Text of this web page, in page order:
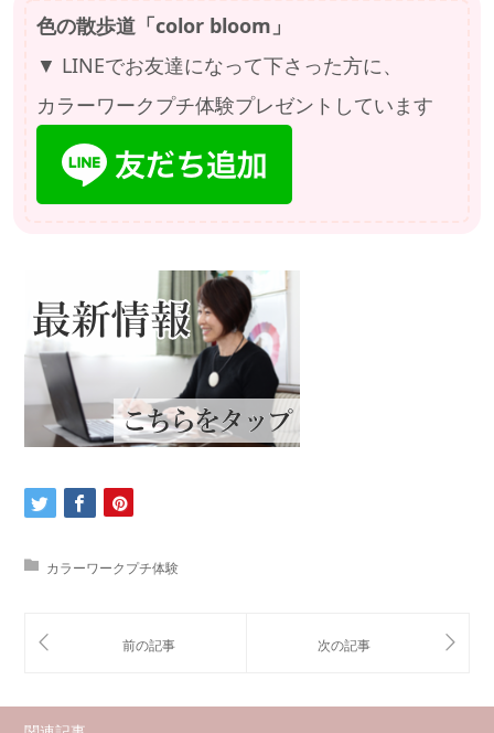
色の散歩道「color bloom」
▼ LINEでお友達になって下さった方に、
カラーワークプチ体験プレゼントしています
カラーワークプチ体験